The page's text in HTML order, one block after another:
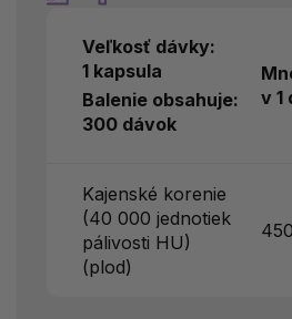
Veľkosť dávky:
1 kapsula
Balenie obsahuje:
300 dávok
v 1
Kajenské korenie
(40 000 jednotiek
pálivosti HU)
(plod)